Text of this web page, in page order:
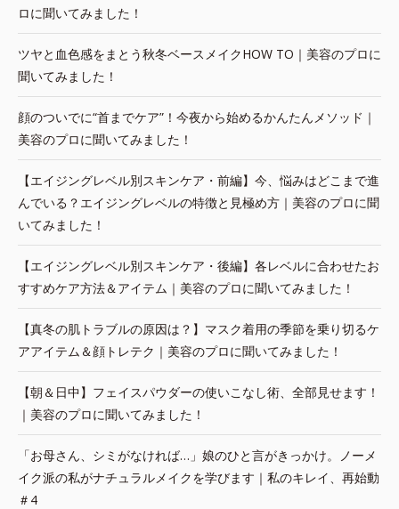
ロに聞いてみました！
ツヤと血色感をまとう秋冬ベースメイクHOW TO｜美容のプロに
聞いてみました！
顔のついでに“首までケア”！今夜から始めるかんたんメソッド｜
美容のプロに聞いてみました！
【エイジングレベル別スキンケア・前編】今、悩みはどこまで進
んでいる？エイジングレベルの特徴と見極め方｜美容のプロに聞
いてみました！
【エイジングレベル別スキンケア・後編】各レベルに合わせたお
すすめケア方法＆アイテム｜美容のプロに聞いてみました！
【真冬の肌トラブルの原因は？】マスク着用の季節を乗り切るケ
アアイテム＆顔トレテク｜美容のプロに聞いてみました！
【朝＆日中】フェイスパウダーの使いこなし術、全部見せます！
｜美容のプロに聞いてみました！
「お母さん、シミがなければ…」娘のひと言がきっかけ。ノーメ
イク派の私がナチュラルメイクを学びます｜私のキレイ、再始動
＃4